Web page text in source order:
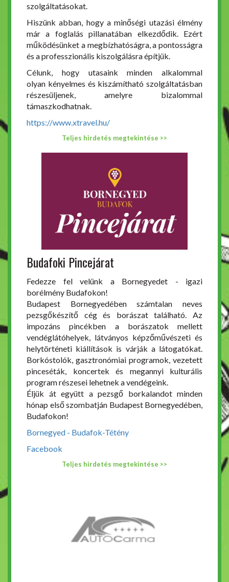
szolgáltatásokat.
Hiszünk abban, hogy a minőségi utazási élmény
már a foglalás pillanatában elkezdődik. Ezért
működésünket a megbízhatóságra, a pontosságra
és a professzionális kiszolgálásra építjük.
Célunk, hogy utasaink minden alkalommal
olyan kényelmes és kiszámítható szolgáltatásban
részesüljenek, amelyre bizalommal
támaszkodhatnak.
https://www.xtravel.hu/
Teljes hirdetés megtekintése >>
Budafoki Pincejárat
Fedezze fel velünk a Bornegyedet - igazi
borélmény Budafokon!
Budapest Bornegyedében számtalan neves
pezsgőkészítő cég és borászat található. Az
impozáns pincékben a borászatok mellett
vendéglátóhelyek, látványos képzőművészeti és
helytörténeti kiállítások is várják a látogatókat.
Borkóstolók, gasztronómiai programok, vezetett
pinceséták, koncertek és megannyi kulturális
program részesei lehetnek a vendégeink.
Éljük át együtt a pezsgő borkalandot minden
hónap első szombatján Budapest Bornegyedében,
Budafokon!
Bornegyed - Budafok-Tétény
Facebook
Teljes hirdetés megtekintése >>